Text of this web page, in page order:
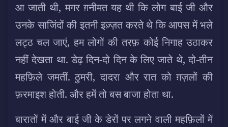
आ जाती थी, मगर ग़नीमत यह थी कि लोग बाई जी और
उनके साजिंदों की इतनी इज़्ज़त करते थे कि आपस में भले
लट्ठ चल जाएं, हम लोगों की तरफ़ कोई निगाह उठाकर
नहीं देखता था. डेढ़ दिन-दो दिन के लिए जाते थे, दो-तीन
महफ़िले जमतीं. ठुमरी, दादरा और रात को ग़ज़लों की
फ़रमाइश होती. और हमें तो बस बाजा होता था.
बारातों में और बाई जी के डेरों पर लगने वाली महफ़िलों में